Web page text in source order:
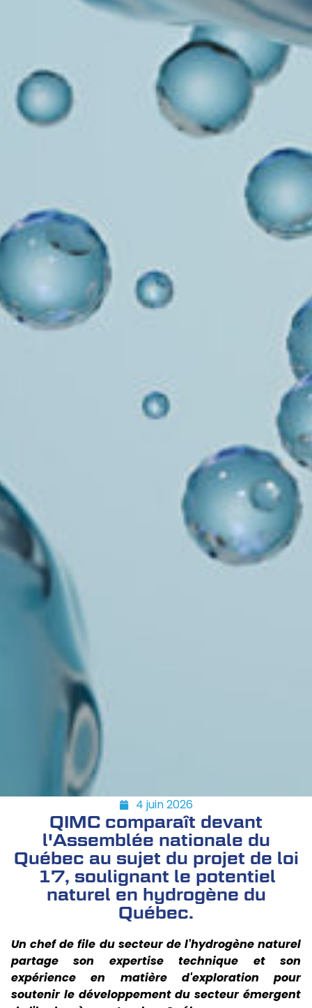
4 juin 2026
QIMC comparaît devant
l'Assemblée nationale du
Québec au sujet du projet de loi
17, soulignant le potentiel
naturel en hydrogène du
Québec.
Un chef de file du secteur de l'hydrogène naturel
partage son expertise technique et son
expérience en matière d'exploration pour
soutenir le développement du secteur émergent